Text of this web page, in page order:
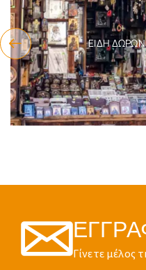
ΕΊΔΗ ΔΏΡΩΝ
Γίνετε μέλος